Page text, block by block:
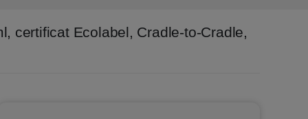
certificat Ecolabel, Cradle-to-Cradle,